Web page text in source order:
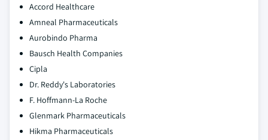
Accord Healthcare
Amneal Pharmaceuticals
Aurobindo Pharma
Bausch Health Companies
Cipla
Dr. Reddy's Laboratories
F. Hoffmann-La Roche
Glenmark Pharmaceuticals
Hikma Pharmaceuticals